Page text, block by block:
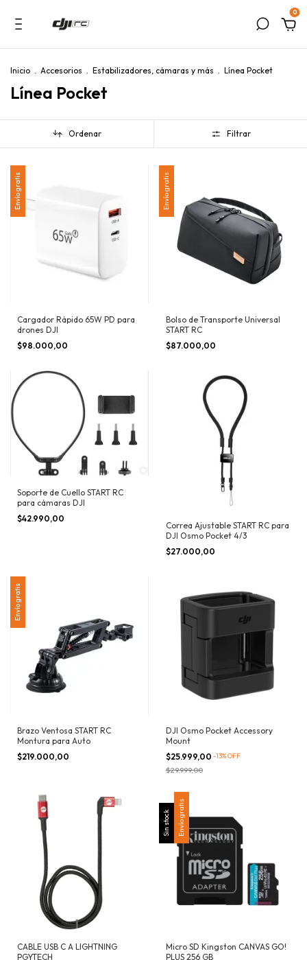
0
Inicio . Accesorios . Estabilizadores, cámaras y más . Línea Pocket
Línea Pocket
Ordenar Filtrar
Envío gratis
Cargador Rápido 65W PD para
drones DJI
$98.000,00
Envío gratis
Bolso de Transporte Universal
START RC
$87.000,00
Soporte de Cuello START RC
para cámaras DJI
$42.990,00
Correa Ajustable START RC para
DJI Osmo Pocket 4/3
$27.000,00
Envío gratis
Brazo Ventosa START RC
Montura para Auto
$219.000,00
DJI Osmo Pocket Accessory
Mount
$25.999,00 -13%OFF
$29.999,00
CABLE USB C A LIGHTNING
PGYTECH
Sin stock Envío gratis
Micro SD Kingston CANVAS GO!
PLUS 256 GB